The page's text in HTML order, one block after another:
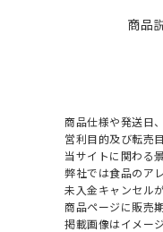
商品
商品仕様や発送日
営利目的及び転売
当サイトに関わる
弊社では食品のア
未入金キャンセル
商品ページに販売
掲載画像はイメー